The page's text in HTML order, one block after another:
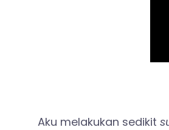
Aku melakukan sedikit